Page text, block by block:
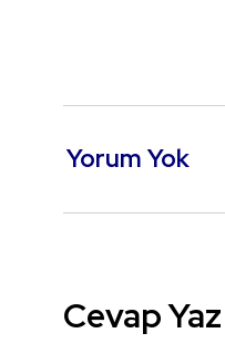
Yorum Yok
Cevap Yaz